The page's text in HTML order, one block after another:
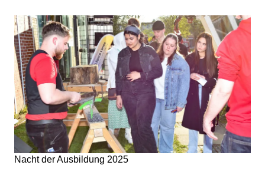
Nacht der Ausbildung 2025